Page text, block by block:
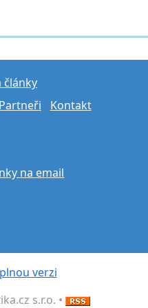
články
Partneři Kontakt
na email
verzi
s.r.o. •